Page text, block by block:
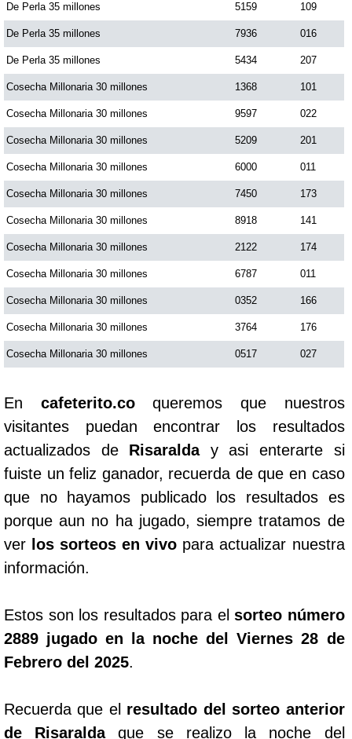
De Perla 35 millones 5159 109
De Perla 35 millones 7936 016
De Perla 35 millones 5434 207
Cosecha Millonaria 30 millones 1368 101
Cosecha Millonaria 30 millones 9597 022
Cosecha Millonaria 30 millones 5209 201
Cosecha Millonaria 30 millones 6000 011
Cosecha Millonaria 30 millones 7450 173
Cosecha Millonaria 30 millones 8918 141
Cosecha Millonaria 30 millones 2122 174
Cosecha Millonaria 30 millones 6787 011
Cosecha Millonaria 30 millones 0352 166
Cosecha Millonaria 30 millones 3764 176
Cosecha Millonaria 30 millones 0517 027
En cafeterito.coqueremos que nuestros
visitantes puedan encontrar los resultados
actualizados de Risaralday asi enterarte si
fuiste un feliz ganador, recuerda de que en caso
que no hayamos publicado los resultados es
porque aun no ha jugado, siempre tratamos de
ver los sorteos en vivo para actualizar nuestra
información.
Estos son los resultados para elsorteo número
2889 jugado en la noche del Viernes 28 de
Febrero del 2025.
Recuerda que el resultado del sorteo anterior
de Risaraldaque se realizo la noche del